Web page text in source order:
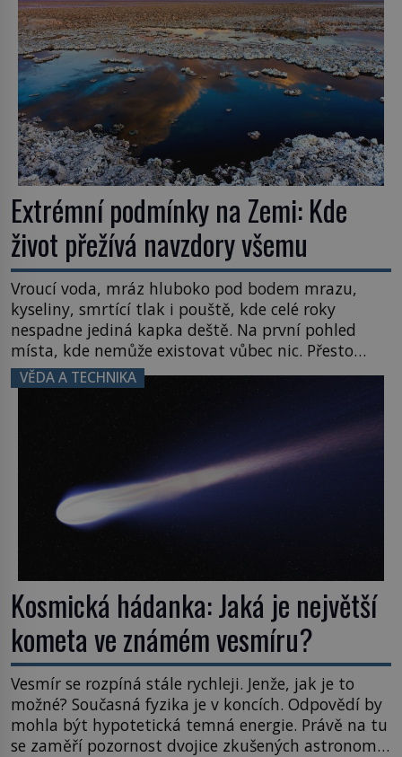
Extrémní podmínky na Zemi: Kde
život přežívá navzdory všemu
Vroucí voda, mráz hluboko pod bodem mrazu,
kyseliny, smrtící tlak i pouště, kde celé roky
nespadne jediná kapka deště. Na první pohled
místa, kde nemůže existovat vůbec nic. Přesto
právě tady vědci objevují organismy, které
posouvají hranice života. Každý nový nález mění
naše představy o tom, co všechno dokáže příroda a
napovídá, kde bychom jednou […]
VĚDA A TECHNIKA
Kosmická hádanka: Jaká je největší
kometa ve známém vesmíru?
Vesmír se rozpíná stále rychleji. Jenže, jak je to
možné? Současná fyzika je v koncích. Odpovědí by
mohla být hypotetická temná energie. Právě na tu
se zaměří pozornost dvojice zkušených astronomů.